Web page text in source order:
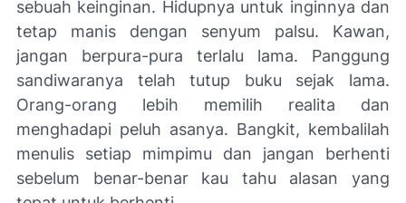
sebuah keinginan. Hidupnya untuk inginnya dan
tetap manis dengan senyum palsu. Kawan,
jangan berpura-pura terlalu lama. Panggung
sandiwaranya telah tutup buku sejak lama.
Orang-orang lebih memilih realita dan
menghadapi peluh asanya. Bangkit, kembalilah
menulis setiap mimpimu dan jangan berhenti
sebelum benar-benar kau tahu alasan yang